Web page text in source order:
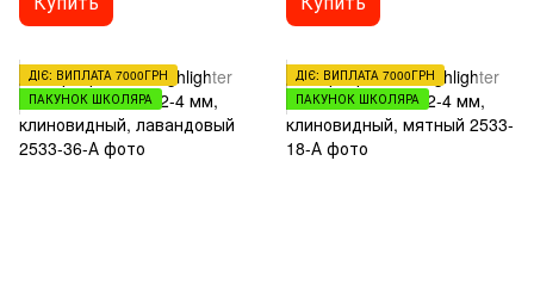
ДІЄ: ВИПЛАТА 7000ГРН
ПАКУНОК ШКОЛЯРА
ДІЄ: ВИПЛАТА 7000ГРН
ПАКУНОК ШКОЛЯРА